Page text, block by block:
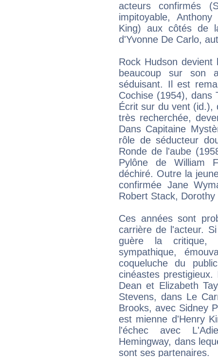
acteurs confirmés
impitoyable,
King) aux côtés de
d'Yvonne De Carlo,
Rock Hudson
beaucoup sur son
séduisant. Il est
Cochise (1954), dans
Écrit sur du vent (id.),
très recherchée,
Dans Capitaine
rôle de séducteur
Ronde de l'aube
Pylône de William
déchiré. Outre la
confirmée Jane
Robert Stack,
Ces années sont
carrière de l'acteur.
guère la critique,
sympathique,
coqueluche du
cinéastes
Dean et Elizabeth
Stevens, dans Le
Brooks, avec Sidney
est mienne d'Henry
l'échec avec
Hemingway, dans
sont ses partenaires.